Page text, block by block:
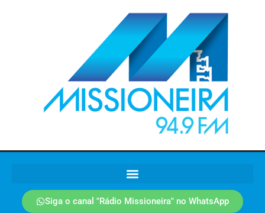
Siga o canal "Rádio Missioneira" no WhatsApp